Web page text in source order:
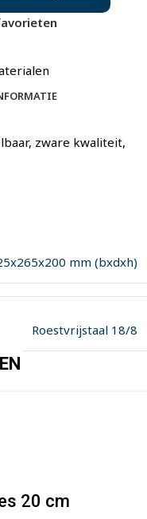
zware kwaliteit,
mm (bxdxh)
Roestvrijstaal 18/8
20 cm